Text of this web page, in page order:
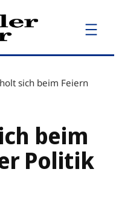
sich beim Feiern
beim
Politik